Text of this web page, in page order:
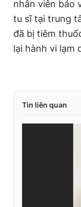
Giấy phép xuất bản
© 2003-2026 Bản
chép dưới mọi hình
bản. Phát triển bởi
nhân viên bảo
tu sĩ tại trung
đã bị tiêm
lại hành vi lạm
Tin liên quan